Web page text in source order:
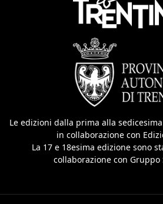
Le edizioni dalla prima alla
in collaborazione con
La 17 e 18esima edizione sono
collaborazione con Gruppo